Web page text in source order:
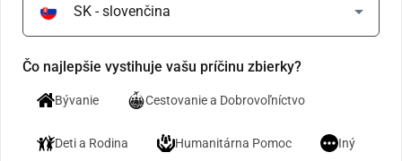
arrow_drop_down
Čo najlepšie vystihuje vašu príčinu zbierky?
Bývanie Cestovanie a Dobrovoľníctvo
Deti a Rodina Humanitárna Pomoc Iný